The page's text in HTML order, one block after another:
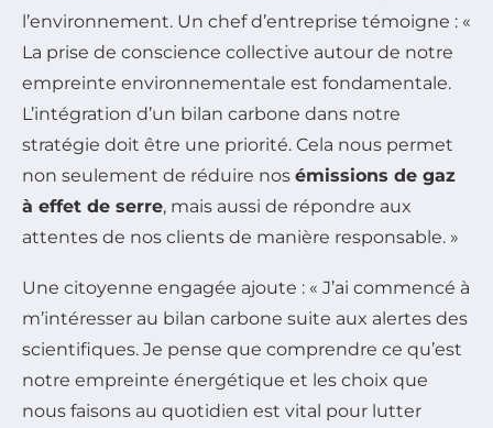
l’environnement. Un chef d’entreprise témoigne : «
La prise de conscience collective autour de notre
empreinte environnementale est fondamentale.
L’intégration d’un bilan carbone dans notre
stratégie doit être une priorité. Cela nous permet
non seulement de réduire nos émissions de gaz
à effet de serre, mais aussi de répondre aux
attentes de nos clients de manière responsable. »
Une citoyenne engagée ajoute : « J’ai commencé à
m’intéresser au bilan carbone suite aux alertes des
scientifiques. Je pense que comprendre ce qu’est
notre empreinte énergétique et les choix que
nous faisons au quotidien est vital pour lutter